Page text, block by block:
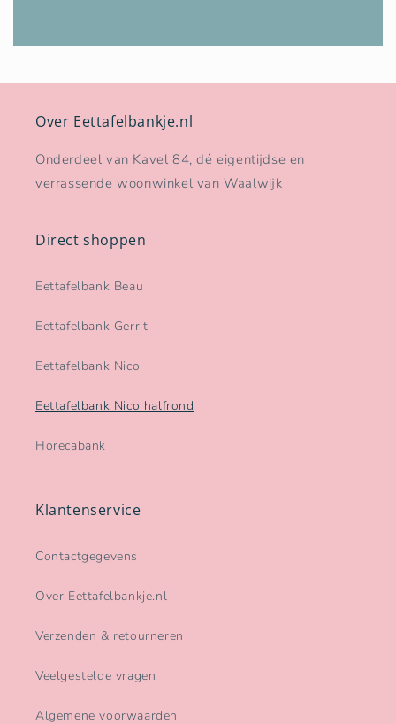
Over Eettafelbankje.nl
Onderdeel van Kavel 84, dé eigentijdse en
verrassende woonwinkel van Waalwijk
Direct shoppen
Eettafelbank Beau
Eettafelbank Gerrit
Eettafelbank Nico
Eettafelbank Nico halfrond
Horecabank
Klantenservice
Contactgegevens
Over Eettafelbankje.nl
Verzenden & retourneren
Veelgestelde vragen
Algemene voorwaarden